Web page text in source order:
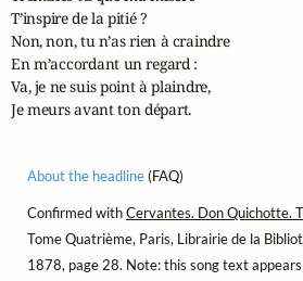
T’inspire de la pitié ?
Non, non, tu n’as rien à craindre
En m’accordant un regard :
Va, je ne suis point à plaindre,
Je meurs avant ton départ.
About the headline(FAQ)
Confirmed withCervantes. Don Quichotte.
Tome Quatrième, Paris, Librairie de la
1878, page 28. Note: this song text